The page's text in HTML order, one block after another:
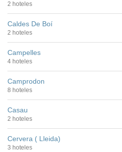
2 hoteles
Caldes De Boí
2 hoteles
Campelles
4 hoteles
Camprodon
8 hoteles
Casau
2 hoteles
Cervera ( Lleida)
3 hoteles